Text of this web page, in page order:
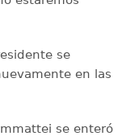
se
en las
se enteró